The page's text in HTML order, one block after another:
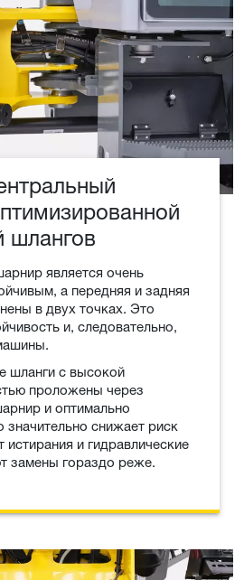
шлангов
является очень
а передняя и задняя
в двух точках. Это
и, следовательно,
шланги с высокой
проложены через
и оптимально
снижает риск
истирания и гидравлические
замены гораздо реже.